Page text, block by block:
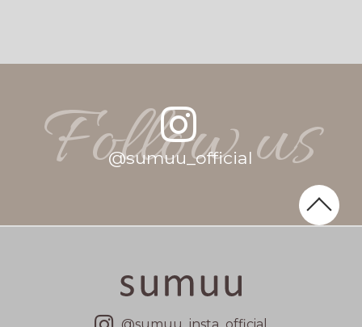
@sumuu _official
Follow us